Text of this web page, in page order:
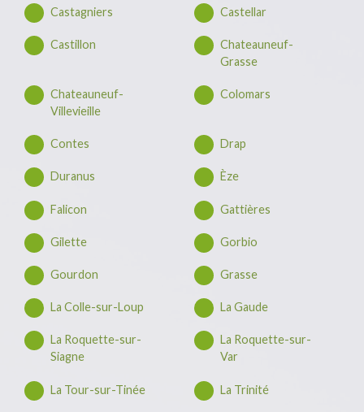
Castagniers Castellar
Castillon
Chateauneuf-
Grasse
Chateauneuf-
Villevieille
Colomars
Contes Drap
Duranus Èze
Falicon Gattières
Gilette Gorbio
Gourdon Grasse
La Colle-sur-Loup La Gaude
La Roquette-sur-
Siagne
La Roquette-sur-
Var
La Tour-sur-Tinée La Trinité